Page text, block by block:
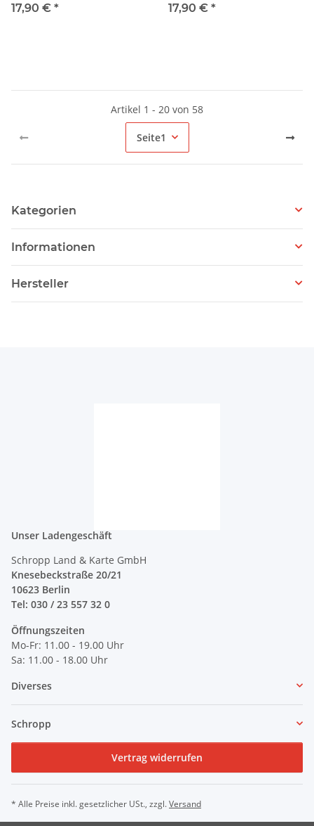
17,90 € *
17,90 € *
Artikel 1 - 20 von 58
Seite1
Kategorien
Informationen
Hersteller
Unser Ladengeschäft
Schropp Land & Karte GmbH
Knesebeckstraße 20/21
10623 Berlin
Tel: 030 / 23 557 32 0
Öffnungszeiten
Mo-Fr: 11.00 - 19.00 Uhr
Sa: 11.00 - 18.00 Uhr
Diverses
Schropp
Vertrag widerrufen
* Alle Preise inkl. gesetzlicher USt., zzgl.Versand